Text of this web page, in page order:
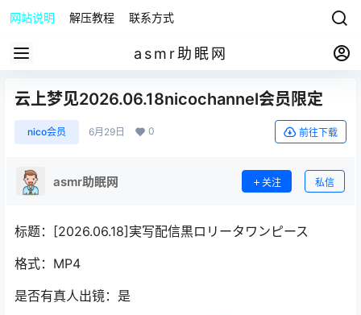
网站说明 解压教程 联系方式
asmr助眠网
云上梦见2026.06.18nicochannel会员限定
nico会员 6月29日 0 前往下载
asmr助眠网 关注 私信
标题：[2026.06.18]実写配信黒ロリータワンピース
格式：MP4
是否有真人出镜：是